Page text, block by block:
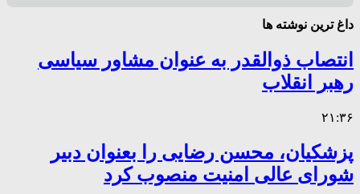
داغ ترین نوشته ها
انتصاب ذوالقدر به عنوان مشاور سیاسی
رهبر انقلاب
۲۱:۳۶
پزشکیان، محسن رضایی را بعنوان دبیر
شورای عالی امنیت منصوب کرد